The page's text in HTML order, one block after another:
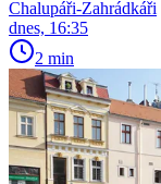
Chalupáři-Zahrádkáři
dnes, 16:35
2 min